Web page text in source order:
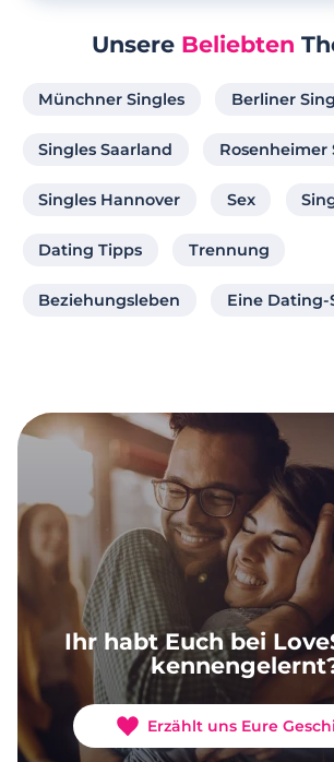
Unsere Beliebten
Münchner Singles Berliner
Singles Saarland Rosenheimer
Singles Hannover Sex
Dating Tipps Trennung
Beziehungsleben Eine
Ihr habt Euch bei
Erzählt uns Eure